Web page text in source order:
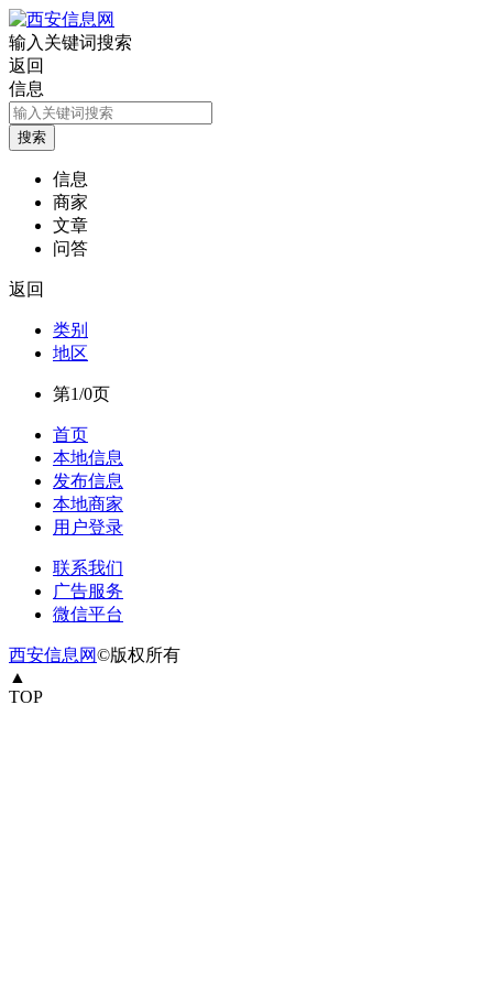
输入关键词搜索
返回
信息
信息
商家
文章
问答
返回
类别
地区
第1/0页
首页
本地信息
发布信息
本地商家
用户登录
联系我们
广告服务
微信平台
西安信息网©版权所有
▲
TOP